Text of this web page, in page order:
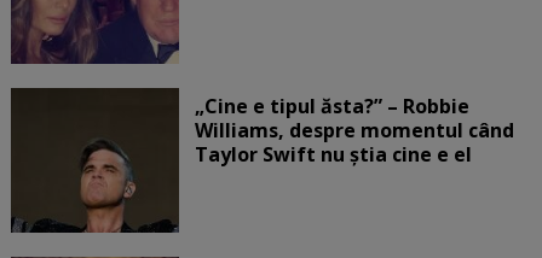
„Cine e tipul ăsta?” – Robbie
Williams, despre momentul când
Taylor Swift nu știa cine e el